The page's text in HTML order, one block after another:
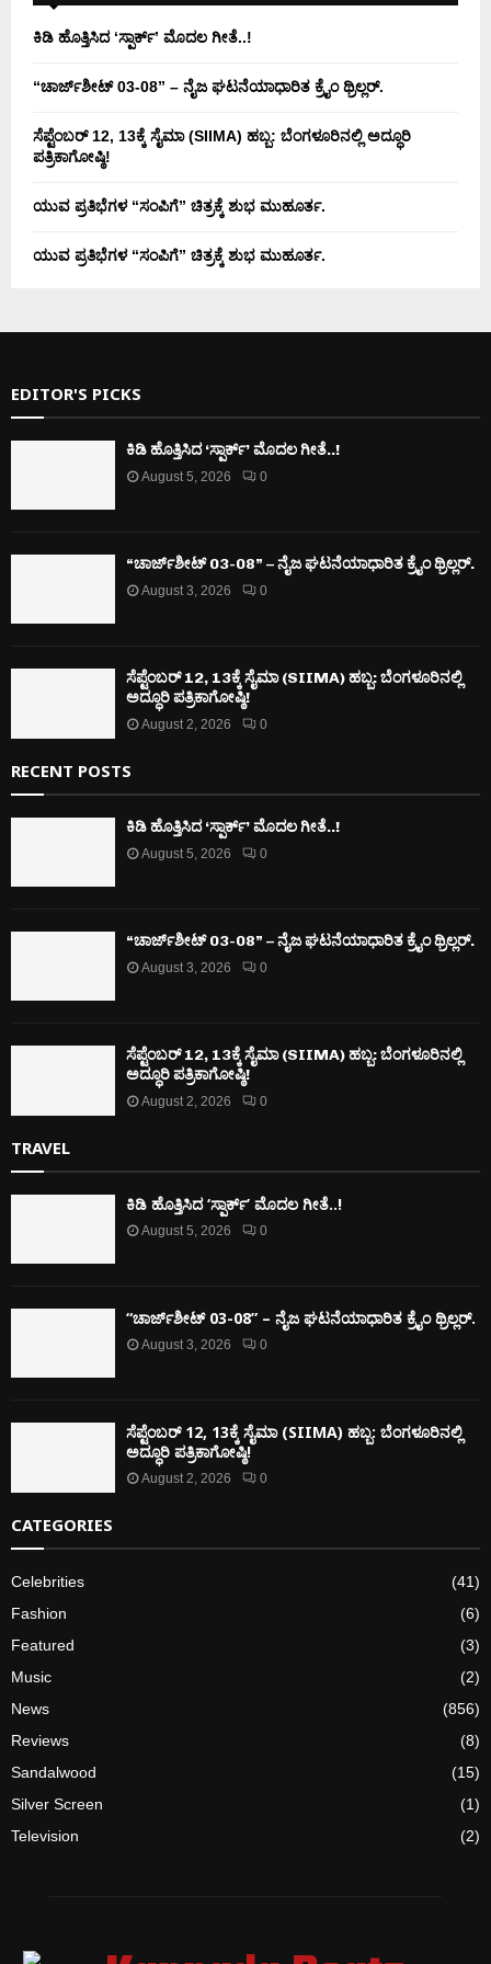
ಕಿಡಿ‌‌ ಹೊತ್ತಿಸಿದ ‘ಸ್ಪಾರ್ಕ್’ ಮೊದಲ‌ ಗೀತೆ..!
“ಚಾರ್ಜ್‌ಶೀಟ್ 03-08” – ನೈಜ ಘಟನೆಯಾಧಾರಿತ ಕ್ರೈಂ ಥ್ರಿಲ್ಲರ್.
ಸೆಪ್ಟೆಂಬರ್ 12, 13ಕ್ಕೆ ಸೈಮಾ (SIIMA) ಹಬ್ಬ: ಬೆಂಗಳೂರಿನಲ್ಲಿ ಅದ್ಧೂರಿ
ಪತ್ರಿಕಾಗೋಷ್ಠಿ!
ಯುವ ಪ್ರತಿಭೆಗಳ “ಸಂಪಿಗೆ” ಚಿತ್ರಕ್ಕೆ ಶುಭ ಮುಹೂರ್ತ.
ಯುವ ಪ್ರತಿಭೆಗಳ “ಸಂಪಿಗೆ” ಚಿತ್ರಕ್ಕೆ ಶುಭ ಮುಹೂರ್ತ.
EDITOR'S PICKS
ಕಿಡಿ‌‌ ಹೊತ್ತಿಸಿದ ‘ಸ್ಪಾರ್ಕ್’ ಮೊದಲ‌ ಗೀತೆ..!
August 5, 2026 0
“ಚಾರ್ಜ್‌ಶೀಟ್ 03-08” – ನೈಜ ಘಟನೆಯಾಧಾರಿತ ಕ್ರೈಂ ಥ್ರಿಲ್ಲರ್.
August 3, 2026 0
ಸೆಪ್ಟೆಂಬರ್ 12, 13ಕ್ಕೆ ಸೈಮಾ (SIIMA) ಹಬ್ಬ: ಬೆಂಗಳೂರಿನಲ್ಲಿ
ಅದ್ಧೂರಿ ಪತ್ರಿಕಾಗೋಷ್ಠಿ!
August 2, 2026 0
RECENT POSTS
ಕಿಡಿ‌‌ ಹೊತ್ತಿಸಿದ ‘ಸ್ಪಾರ್ಕ್’ ಮೊದಲ‌ ಗೀತೆ..!
August 5, 2026 0
“ಚಾರ್ಜ್‌ಶೀಟ್ 03-08” – ನೈಜ ಘಟನೆಯಾಧಾರಿತ ಕ್ರೈಂ ಥ್ರಿಲ್ಲರ್.
August 3, 2026 0
ಸೆಪ್ಟೆಂಬರ್ 12, 13ಕ್ಕೆ ಸೈಮಾ (SIIMA) ಹಬ್ಬ: ಬೆಂಗಳೂರಿನಲ್ಲಿ
ಅದ್ಧೂರಿ ಪತ್ರಿಕಾಗೋಷ್ಠಿ!
August 2, 2026 0
TRAVEL
ಕಿಡಿ‌‌ ಹೊತ್ತಿಸಿದ ‘ಸ್ಪಾರ್ಕ್’ ಮೊದಲ‌ ಗೀತೆ..!
August 5, 2026 0
“ಚಾರ್ಜ್‌ಶೀಟ್ 03-08” – ನೈಜ ಘಟನೆಯಾಧಾರಿತ ಕ್ರೈಂ ಥ್ರಿಲ್ಲರ್.
August 3, 2026 0
ಸೆಪ್ಟೆಂಬರ್ 12, 13ಕ್ಕೆ ಸೈಮಾ (SIIMA) ಹಬ್ಬ: ಬೆಂಗಳೂರಿನಲ್ಲಿ
ಅದ್ಧೂರಿ ಪತ್ರಿಕಾಗೋಷ್ಠಿ!
August 2, 2026 0
CATEGORIES
Celebrities
(41)
Fashion
(6)
Featured
(3)
Music
(2)
News
(856)
Reviews
(8)
Sandalwood
(15)
Silver Screen
(1)
Television
(2)